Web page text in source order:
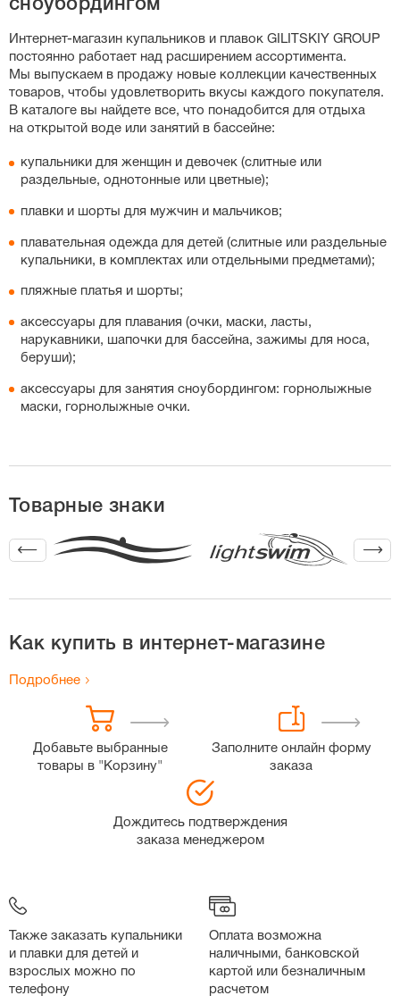
слитных купальников, особенно спортивных моделей с
если у вас высокий рост, выбирайте больший размер,
чтобы бретели не врезались в плечи. Вы также можете
свериться с нашей точной таблицей размеров на
странице каждого товара.
сноубордингом
Интернет-магазин купальников и плавок GILITSKIY GROUP
постоянно работает над расширением ассортимента.
Мы выпускаем в продажу новые коллекции качественных
товаров, чтобы удовлетворить вкусы каждого покупателя.
В каталоге вы найдете все, что понадобится для отдыха
на открытой воде или занятий в бассейне:
купальники для женщин и девочек (слитные или
раздельные, однотонные или цветные);
плавки и шорты для мужчин и мальчиков;
плавательная одежда для детей (слитные или раздельные
купальники, в комплектах или отдельными предметами);
пляжные платья и шорты;
аксессуары для плавания (очки, маски, ласты,
нарукавники, шапочки для бассейна, зажимы для носа,
беруши);
аксессуары для занятия сноубордингом: горнолыжные
маски, горнолыжные очки.
Товарные знаки
Как купить в интернет-магазине
Подробнее
Добавьте выбранные
товары в "Корзину"
Заполните онлайн форму
заказа
Дождитесь подтверждения
заказа менеджером
Также заказать купальники
и плавки для детей и
взрослых можно по
телефону
Оплата возможна
наличными, банковской
картой или безналичным
расчетом